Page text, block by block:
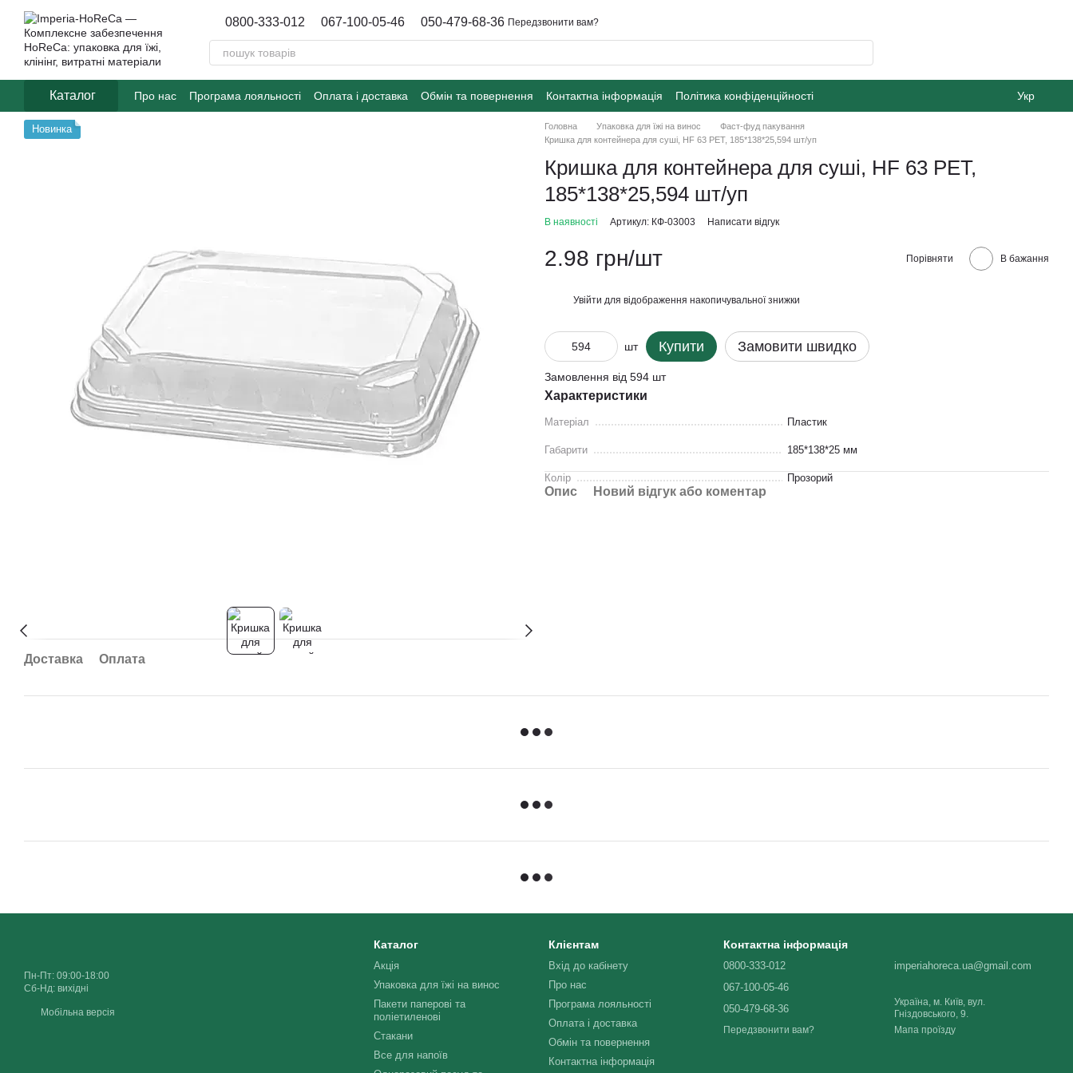
Перейти до основного контенту
0800-333-012 067-100-05-46 050-479-68-36 Передзвонити вам?
Каталог Про нас Програма лояльності Оплата і доставка Обмін та повернення Контактна інформація
Політика конфіденційності
Договір публічної оферти
Блог
Укр
Новинка
Доставка Оплата
Головна Упаковка для їжі на винос
Фаст-фуд пакування
Кришка для контейнера для суші, HF 63 PET, 185*138*25,594 шт/уп
Кришка для контейнера для суші, HF 63 PET,
185*138*25,594 шт/уп
В наявності Артикул: КФ-03003 Написати відгук
2.98 грн/шт Порівняти В бажання
Увійти для відображення накопичувальної знижки
шт Купити Замовити швидко
Замовлення від 594 шт
Характеристики
Матеріал Пластик
Габарити 185*138*25 мм
Колір Прозорий
Опис Новий відгук або коментар
Пн-Пт: 09:00-18:00
Сб-Нд: вихідні
Мобільна версія
Каталог
Акція
Упаковка для їжі на винос
Пакети паперові та
поліетиленові
Стакани
Все для напоїв
Клієнтам
Вхід до кабінету
Про нас
Програма лояльності
Оплата і доставка
Обмін та повернення
Контактна інформація
Контактна інформація
0800-333-012
067-100-05-46
050-479-68-36
Передзвонити вам?
imperiahoreca.ua@gmail.com
Україна, м. Київ, вул.
Гніздовського, 9.
Мапа проїзду